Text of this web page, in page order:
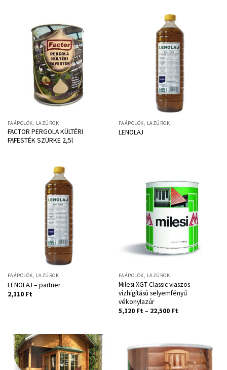
FAÁPOLÓK, LAZÚROK
FACTOR PERGOLA KÜLTÉRI
FAFESTÉK SZÜRKE 2,5l
FAÁPOLÓK, LAZÚROK
LENOLAJ
FAÁPOLÓK, LAZÚROK
LENOLAJ – partner
2,110 Ft
FAÁPOLÓK, LAZÚROK
Milesi XGT Classic viaszos
vízhígítású selyemfényű
vékonylazúr
5,120 Ft – 22,500 Ft